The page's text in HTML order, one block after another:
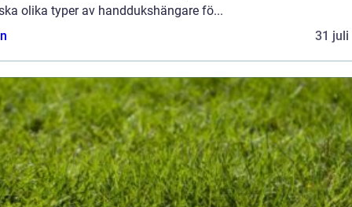
olika typer av handdukshängare fö...
31 juli